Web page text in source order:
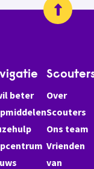
beter
Over
Scouters
Ons team
Vrienden
van